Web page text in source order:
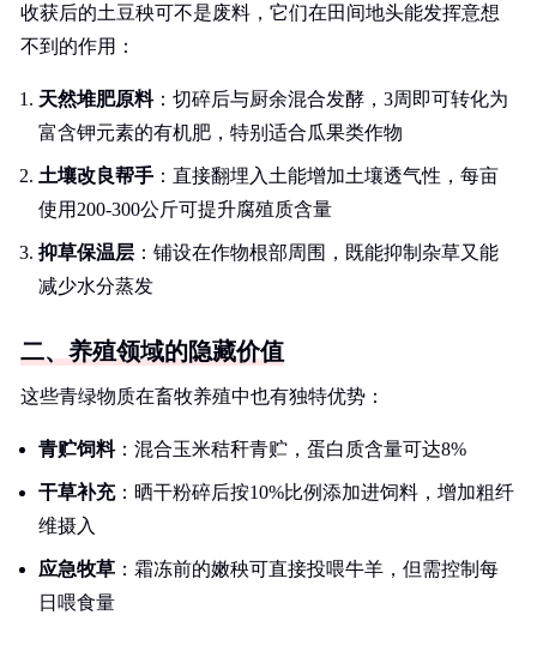
收获后的土豆秧可不是废料，它们在田间地头能发挥意想
不到的作用：
天然堆肥原料：切碎后与厨余混合发酵，3周即可转化为
富含钾元素的有机肥，特别适合瓜果类作物
土壤改良帮手 ：直接翻埋入土能增加土壤透气性，每亩
使用200-300公斤可提升腐殖质含量
抑草保温层 ：铺设在作物根部周围，既能抑制杂草又能
减少水分蒸发
二、养殖领域的隐藏价值
这些青绿物质在畜牧养殖中也有独特优势：
青贮饲料：混合玉米秸秆青贮，蛋白质含量可达8%
干草补充：晒干粉碎后按10%比例添加进饲料，增加粗纤
维摄入
应急牧草 ：霜冻前的嫩秧可直接投喂牛羊，但需控制每
日喂食量